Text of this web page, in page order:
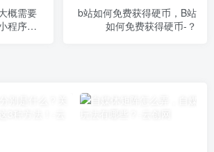
概需要
程序多
b站如何免费获得硬币，B站
如何免费获得硬币-？